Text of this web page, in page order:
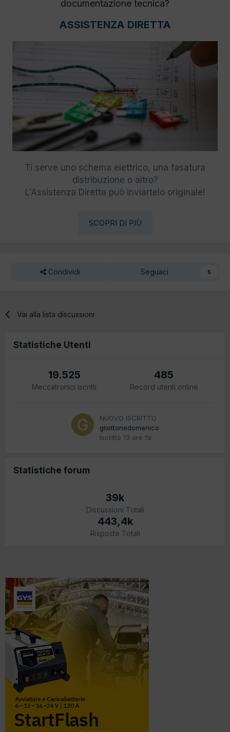
documentazione tecnica?
ASSISTENZA DIRETTA
Ti serve uno schema elettrico, una fasatura
distribuzione o altro?
L'Assistenza Diretta può inviartelo originale!
SCOPRI DI PIÙ
Condividi Seguaci 5
Vai alla lista discussioni
Statistiche Utenti
19.525
Meccatronici iscritti
485
Record utenti online
NUOVO ISCRITTO
gliottonedomenico
Iscritto 13 ore fa
Statistiche forum
39k
Discussioni Totali
443,4k
Risposte Totali